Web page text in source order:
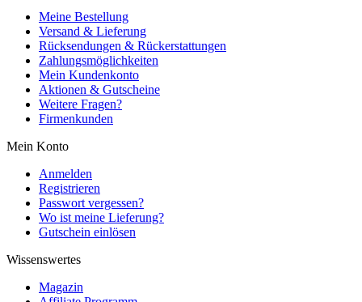
Meine Bestellung
Versand & Lieferung
Rücksendungen & Rückerstattungen
Zahlungsmöglichkeiten
Mein Kundenkonto
Aktionen & Gutscheine
Weitere Fragen?
Firmenkunden
Mein Konto
Anmelden
Registrieren
Passwort vergessen?
Wo ist meine Lieferung?
Gutschein einlösen
Wissenswertes
Magazin